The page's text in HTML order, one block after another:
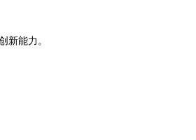
新能力。